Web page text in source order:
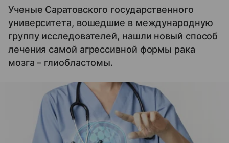
Ученые Саратовского государственного
университета, вошедшие в международную
группу исследователей, нашли новый способ
лечения самой агрессивной формы рака
мозга – глиобластомы.